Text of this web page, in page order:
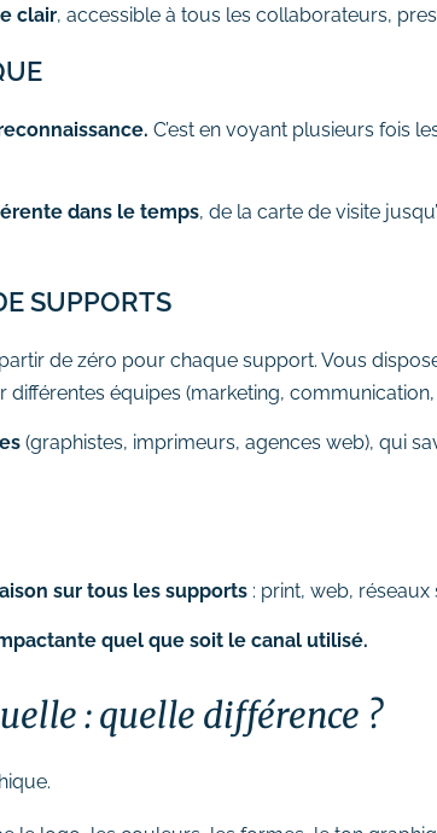
clair, accessible à tous les collaborateurs,
C’est en voyant plusieurs fois
dans le temps, de la carte de visite
SUPPORTS
de zéro pour chaque support. Vous
différentes équipes (marketing, communication,
(graphistes, imprimeurs, agences web), qui
sur tous les supports : print, web,
quel que soit le canal utilisé.
: quelle différence ?